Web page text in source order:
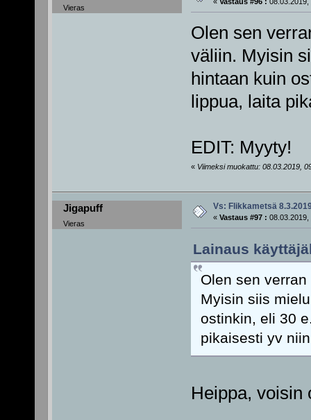
Vieras
Olen sen
väliin. Myisin
hintaan kuin
lippua, laita
EDIT: Myyty!
« Viimeksi muokattu: 08.03.2019,
Jigapuff
Vieras
Vs: Flikkametsä
« Vastaus #97 : 08.03.2019,
Lainaus
Olen sen
Myisin siis
ostinkin, eli 30
pikaisesti yv
Heippa, voisin